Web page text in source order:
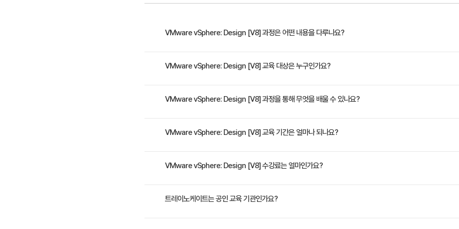
• 비즈니스 및 워크로드 요구 사항을 충족시키는 가상 데이터 센터 클러스터 디자
비스를 사용하는 것에 대하여 평가
• 컴퓨팅 인프라를 위한 ESXi 호스트 하드웨어 선택
6. 스토리지 인프라
• 디자인을 위해 스토리지 용량 및 성능 요구 사항 계산
VMware vSphere: Design [V8] 과정은 어떤 내용을 다루나요?
본 과정을 통해 VMware vSphere 7 가상 인프라를 설계할 수 있는 지식, 기술 및 능력을 갖출 수 있습니다. 검증된 접
VMware vSphere: Design [V8] 교육 대상은 누구인가요?
vSphere 환경 설계 및 배포를 담당하는 숙련된 시스템 통합자 및 컨설턴트
VMware vSphere: Design [V8] 과정을 통해 무엇을 배울 수 있나요?
본 과정을 수료하면 아래의 교육 목적을 달성할 수 있습니다. • vSphere 환경 디자인을 위한 비즈니스 목적 식별 •
• 기업을 위한 보안, 관리용이성, 복구성 기능 디자인
VMware vSphere: Design [V8] 교육 기간은 얼마나 되나요?
3일 과정입니다. 상세 일정은 교육 페이지에서 확인하실 수 있습니다.
VMware vSphere: Design [V8] 수강료는 얼마인가요?
수강료는 1,836,000원(VAT 별도)입니다. 고용보험 환급 및 기업 할인 혜택이 적용될 수 있으니 자세한 내용은 트레이
트레이노케이트는 공인 교육 기관인가요?